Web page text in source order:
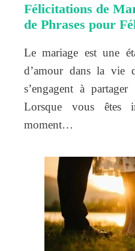
Félicitations de
de Phrases pour
Le mariage est une
d’amour dans la vie
s’engagent à
Lorsque vous êtes
moment…